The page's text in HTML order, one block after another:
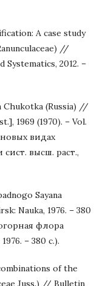
A case study
//
2012. –
Chukotka (Russia) //
1969 (1970). – Vol.
видах
высш. раст.,
Sayana
Nauka, 1976. – 380
флора
– 380 с.).
of the
Juss.) // Bulletin